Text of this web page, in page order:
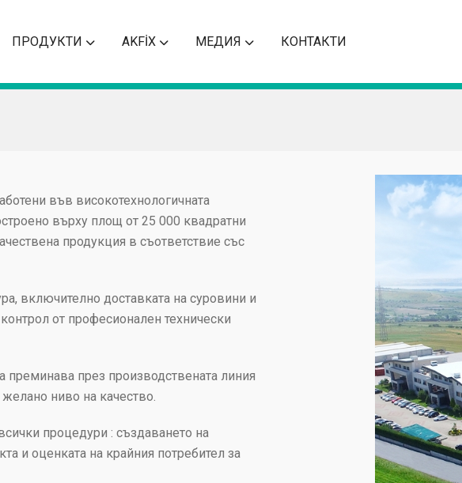
ПРОДУКТИ AKFİX МЕДИЯ КОНТАКТИ
във високотехнологичната
върху площ от 25 000 квадратни
продукция в съответствие със
включително доставката на суровини и
от професионален технически
през производствената линия
ниво на качество.
процедури : създаването на
и оценката на крайния потребител за